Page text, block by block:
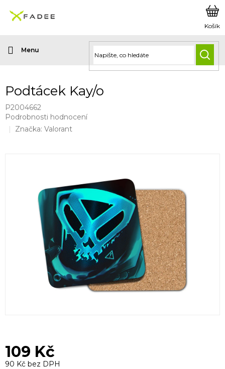
obsah
Podtácek Kay/o
P2004662
Průměrné
hodnocení
Podrobnosti hodnocení
Značka: Valorant
109 Kč
90 Kč bez DPH